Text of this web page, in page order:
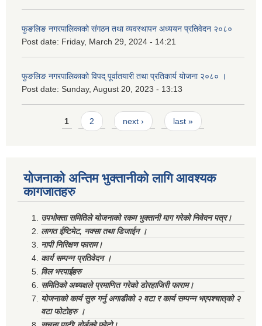
फुङलिङ नगरपालिकाको संगठन तथा व्यवस्थापन अध्ययन प्रतिवेदन २०८०
Post date: Friday, March 29, 2024 - 14:21
फुङलिङ नगरपालिकाको विपद् पूर्वातयारी तथा प्रतिकार्य योजना २०८० ।
Post date: Sunday, August 20, 2023 - 13:13
Pages1 2 next › last »
योजनाको अन्तिम भुक्तानीको लागि आवश्यक
कागजातहरु
उपभोक्ता समितिले योजनाको रकम भुक्तानी माग गरेको निवेदन पत्र।
लागत ईष्टिमेट, नक्सा तथा डिजाईन ।
नापी निरिक्षण फाराम।
कार्य सम्पन्न प्रतिवेदन ।
विल भरपाईहरु
समितिको अध्यक्षले प्रमाणित गरेको डोरहाजिरी फाराम।
योजनाको कार्य सुरु गर्नु अगाडीको २ वटा र कार्य सम्पन्न भएपश्चात्‌को २
वटा फोटोहरु ।